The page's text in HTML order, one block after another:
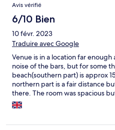
Obst, Getränk. Gut. Viel mehr
Als Familienzimmer war es mit
da, allerdings sind die Schränke
etc... . Geschirr haben wir zwar
und es wurde benutzt wieder
als solche haben wir nicht
Guides, Transfer und Tipps
und freundlich.
Avis vérifié
6/10 Bien
10 févr. 2023
Traduire avec Google
Venue is in a location far
noise of the bars, but for some
beach(southern part) is approx
northern part is a fair distance
there. The room was spacious
maintenance. There were
exposed wires, shower head